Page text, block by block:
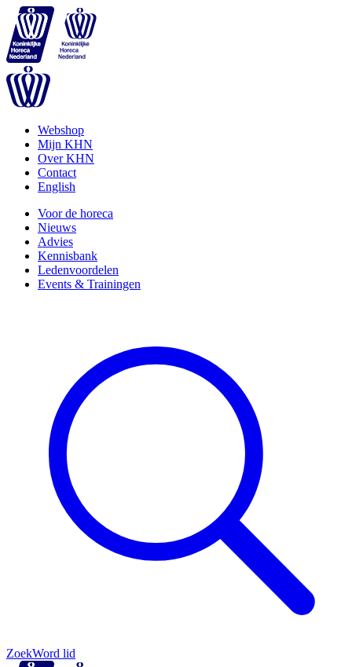
Webshop
Mijn KHN
Over KHN
Contact
English
Voor de horeca
Nieuws
Advies
Kennisbank
Ledenvoordelen
Events & Trainingen
ZoekWord lid